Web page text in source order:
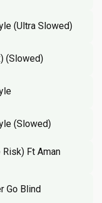
(Ultra Slowed)
(Slowed)
(Slowed)
Risk) Ft Aman
Go Blind